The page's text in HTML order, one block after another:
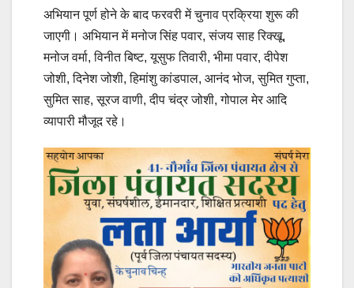
अभियान पूर्ण होने के बाद फरवरी में चुनाव प्रक्रिया शुरू की
जाएगी। अभियान में मनोज सिंह पवार, संजय साह रिक्खू,
मनोज वर्मा, विनीत बिष्ट, यूसुफ तिवारी, भीमा पवार, दीपेश
जोशी, दिनेश जोशी, हिमांशु कांडपाल, आनंद भोज, सुमित गुप्ता,
सुमित साह, सूरज वाणी, दीप चंद्र जोशी, गोपाल मेर आदि
व्यापारी मौजूद रहे।